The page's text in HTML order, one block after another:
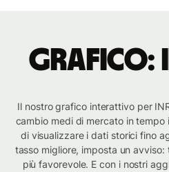
Grafico:
Il nostro grafico interattivo per
cambio medi di mercato in
di visualizzare i dati storici fino
tasso migliore, imposta un
più favorevole. E con i nostri